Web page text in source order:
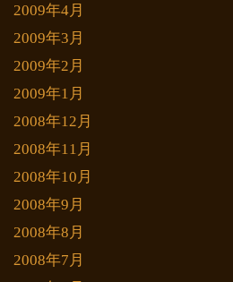
2009年4月
2009年3月
2009年2月
2009年1月
2008年12月
2008年11月
2008年10月
2008年9月
2008年8月
2008年7月